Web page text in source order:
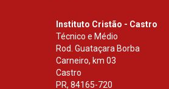
Instituto Cristão - Castro
Técnico e Médio
Rod. Guataçara Borba
Carneiro, km 03
Castro
PR, 84165-720